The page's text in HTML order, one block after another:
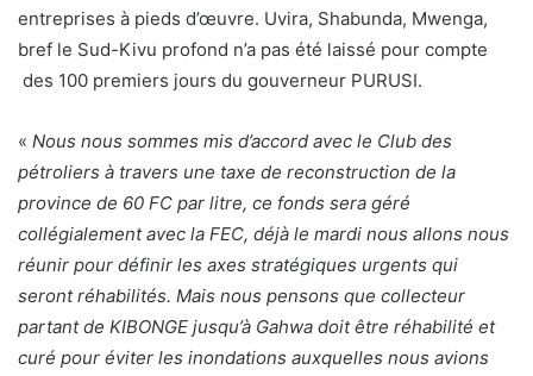
entreprises à pieds d’œuvre. Uvira, Shabunda, Mwenga,
bref le Sud-Kivu profond n’a pas été laissé pour compte
des 100 premiers jours du gouverneur PURUSI.
« Nous nous sommes mis d’accord avec le Club des
pétroliers à travers une taxe de reconstruction de la
province de 60 FC par litre, ce fonds sera géré
collégialement avec la FEC, déjà le mardi nous allons nous
réunir pour définir les axes stratégiques urgents qui
seront réhabilités. Mais nous pensons que collecteur
partant de KIBONGE jusqu’à Gahwa doit être réhabilité et
curé pour éviter les inondations auxquelles nous avions